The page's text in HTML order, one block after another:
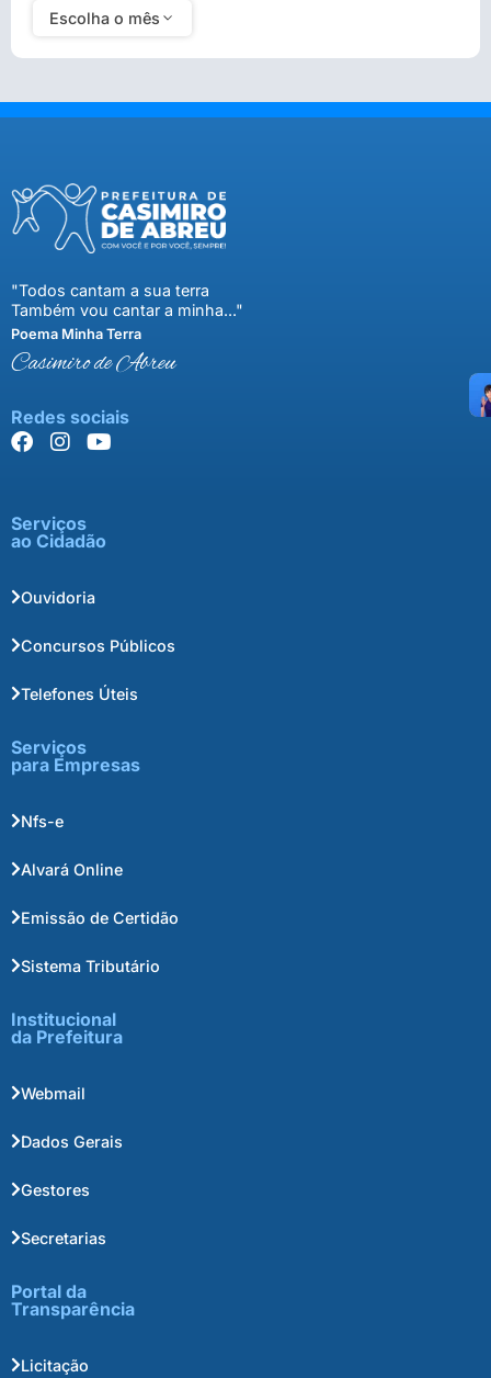
Escolha o mês
"Todos cantam a sua terra
Também vou cantar a minha..."
Poema Minha Terra
Casimiro de Abreu
Redes sociais
Serviços
ao Cidadão
Ouvidoria
Concursos Públicos
Telefones Úteis
Serviços
para Empresas
Nfs-e
Alvará Online
Emissão de Certidão
Sistema Tributário
Institucional
da Prefeitura
Webmail
Dados Gerais
Gestores
Secretarias
Portal da
Transparência
Licitação